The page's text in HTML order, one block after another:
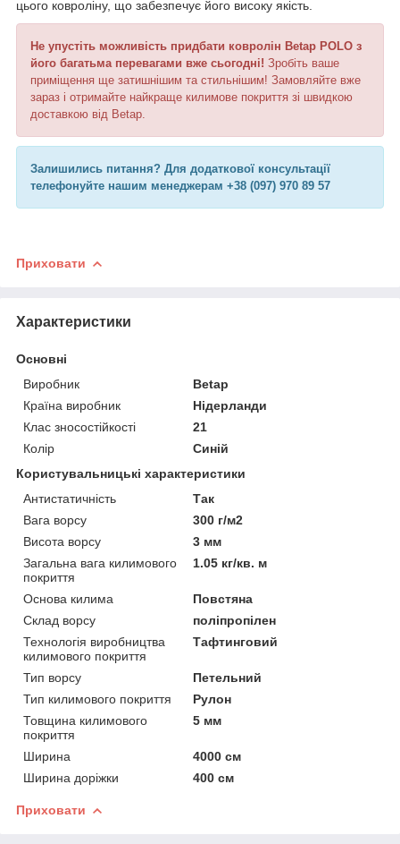
цього ковроліну, що забезпечує його високу якість.
Не упустіть можливість придбати ковролін Betap POLO з
його багатьма перевагами вже сьогодні! Зробіть ваше
приміщення ще затишнішим та стильнішим! Замовляйте вже
зараз і отримайте найкраще килимове покриття зі швидкою
доставкою від Betap.
Залишились питання? Для додаткової консультації
телефонуйте нашим менеджерам +38 (097) 970 89 57
Приховати
Характеристики
Основні
Виробник
Betap
Країна виробник
Нідерланди
Клас зносостійкості
21
Колір
Синій
Користувальницькі характеристики
Антистатичність
Так
Вага ворсу
300 г/м2
Висота ворсу
3 мм
Загальна вага килимового
покриття
1.05 кг/кв. м
Основа килима
Повстяна
Склад ворсу
поліпропілен
Технологія виробництва
килимового покриття
Тафтинговий
Тип ворсу
Петельний
Тип килимового покриття
Рулон
Товщина килимового
покриття
5 мм
Ширина
4000 см
Ширина доріжки
400 см
Приховати